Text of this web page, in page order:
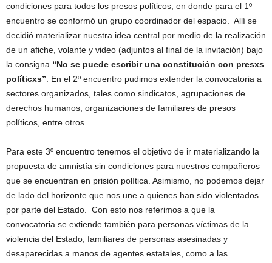
condiciones para todos los presos políticos, en donde para el 1º
encuentro se conformó un grupo coordinador del espacio. Allí se
decidió materializar nuestra idea central por medio de la realización
de un afiche, volante y video (adjuntos al final de la invitación) bajo
la consigna “No se puede escribir una constitución con presxs
políticxs” . En el 2º encuentro pudimos extender la convocatoria a
sectores organizados, tales como sindicatos, agrupaciones de
derechos humanos, organizaciones de familiares de presos
políticos, entre otros.
Para este 3º encuentro tenemos el objetivo de ir materializando la
propuesta de amnistía sin condiciones para nuestros compañeros
que se encuentran en prisión política. Asimismo, no podemos dejar
de lado del horizonte que nos une a quienes han sido violentados
por parte del Estado. Con esto nos referimos a que la
convocatoria se extiende también para personas víctimas de la
violencia del Estado, familiares de personas asesinadas y
desaparecidas a manos de agentes estatales, como a las